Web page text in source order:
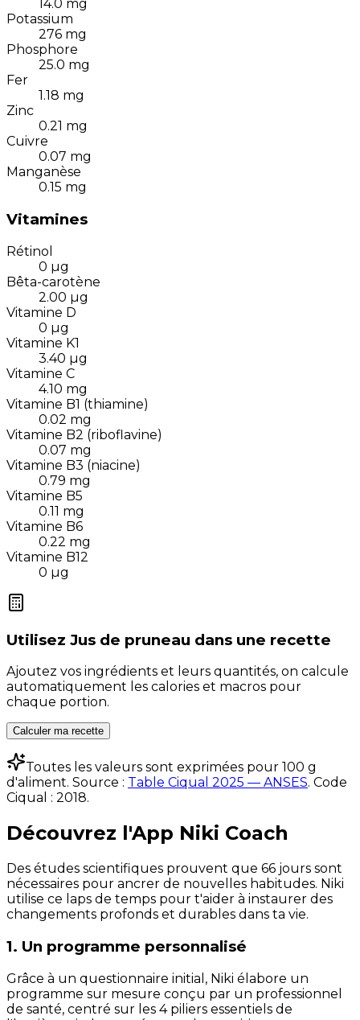
14.0 mg
Potassium
276 mg
Phosphore
25.0 mg
Fer
1.18 mg
Zinc
0.21 mg
Cuivre
0.07 mg
Manganèse
0.15 mg
Vitamines
Rétinol
0 µg
Bêta-carotène
2.00 µg
Vitamine D
0 µg
Vitamine K1
3.40 µg
Vitamine C
4.10 mg
Vitamine B1 (thiamine)
0.02 mg
Vitamine B2 (riboflavine)
0.07 mg
Vitamine B3 (niacine)
0.79 mg
Vitamine B5
0.11 mg
Vitamine B6
0.22 mg
Vitamine B12
0 µg
Utilisez Jus de pruneau dans une recette
Ajoutez vos ingrédients et leurs quantités, on calcule
automatiquement les calories et macros pour
chaque portion.
Calculer ma recette
Toutes les valeurs sont exprimées pour 100 g
d'aliment. Source : Table Ciqual 2025 — ANSES. Code
Ciqual : 2018.
Découvrez l'App Niki Coach
Des études scientifiques prouvent que 66 jours sont
nécessaires pour ancrer de nouvelles habitudes. Niki
utilise ce laps de temps pour t'aider à instaurer des
changements profonds et durables dans ta vie.
1. Un programme personnalisé
Grâce à un questionnaire initial, Niki élabore un
programme sur mesure conçu par un professionnel
de santé, centré sur les 4 piliers essentiels de